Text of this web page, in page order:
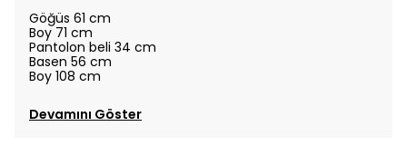
Göğüs 61 cm
Boy 71 cm
Pantolon beli 34 cm
Basen 56 cm
Boy 108 cm
Devamını Göster